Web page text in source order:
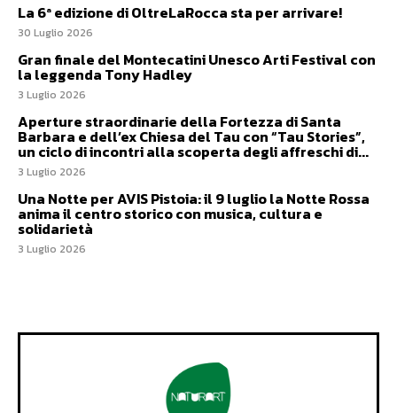
La 6ª edizione di OltreLaRocca sta per arrivare!
30 Luglio 2026
Gran finale del Montecatini Unesco Arti Festival con
la leggenda Tony Hadley
3 Luglio 2026
Aperture straordinarie della Fortezza di Santa
Barbara e dell’ex Chiesa del Tau con “Tau Stories”,
un ciclo di incontri alla scoperta degli affreschi di...
3 Luglio 2026
Una Notte per AVIS Pistoia: il 9 luglio la Notte Rossa
anima il centro storico con musica, cultura e
solidarietà
3 Luglio 2026